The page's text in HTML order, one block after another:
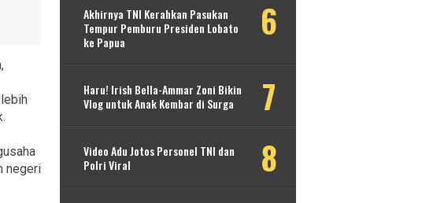
negeri
Akhirnya TNI Kerahkan Pasukan
Tempur Pemburu Presiden Lobato
ke Papua
Haru! Irish Bella-Ammar Zoni Bikin
Vlog untuk Anak Kembar di Surga
Video Adu Jotos Personel TNI dan
Polri Viral